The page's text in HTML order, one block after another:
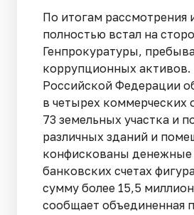
По итогам рассмотрения
полностью встал на
Генпрокуратуры,
коррупционных
Российской Федерации
в четырех коммерческих
73 земельных участка и
различных зданий и
конфискованы денежные
банковских счетах
сумму более 15,5
сообщает объединенная